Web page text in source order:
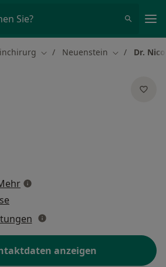
Sie?
Stadt ändern
Neuenstein Stadt ändern
Dr.
über Spezialisierungen
anzeigen